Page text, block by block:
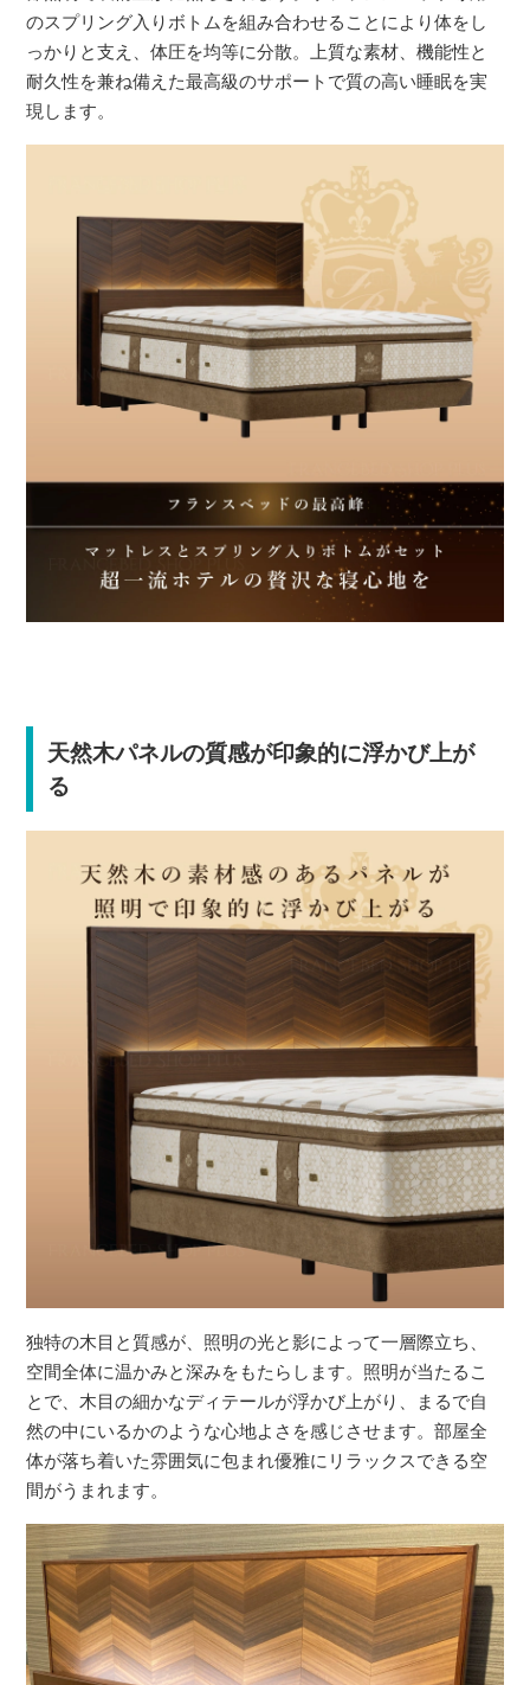
のスプリング入りボトムを組み合わせることにより体をし
っかりと支え、体圧を均等に分散。上質な素材、機能性と
耐久性を兼ね備えた最高級のサポートで質の高い睡眠を実
現します。
天然木パネルの質感が印象的に浮かび上が
る
独特の木目と質感が、照明の光と影によって一層際立ち、
空間全体に温かみと深みをもたらします。照明が当たるこ
とで、木目の細かなディテールが浮かび上がり、まるで自
然の中にいるかのような心地よさを感じさせます。部屋全
体が落ち着いた雰囲気に包まれ優雅にリラックスできる空
間がうまれます。